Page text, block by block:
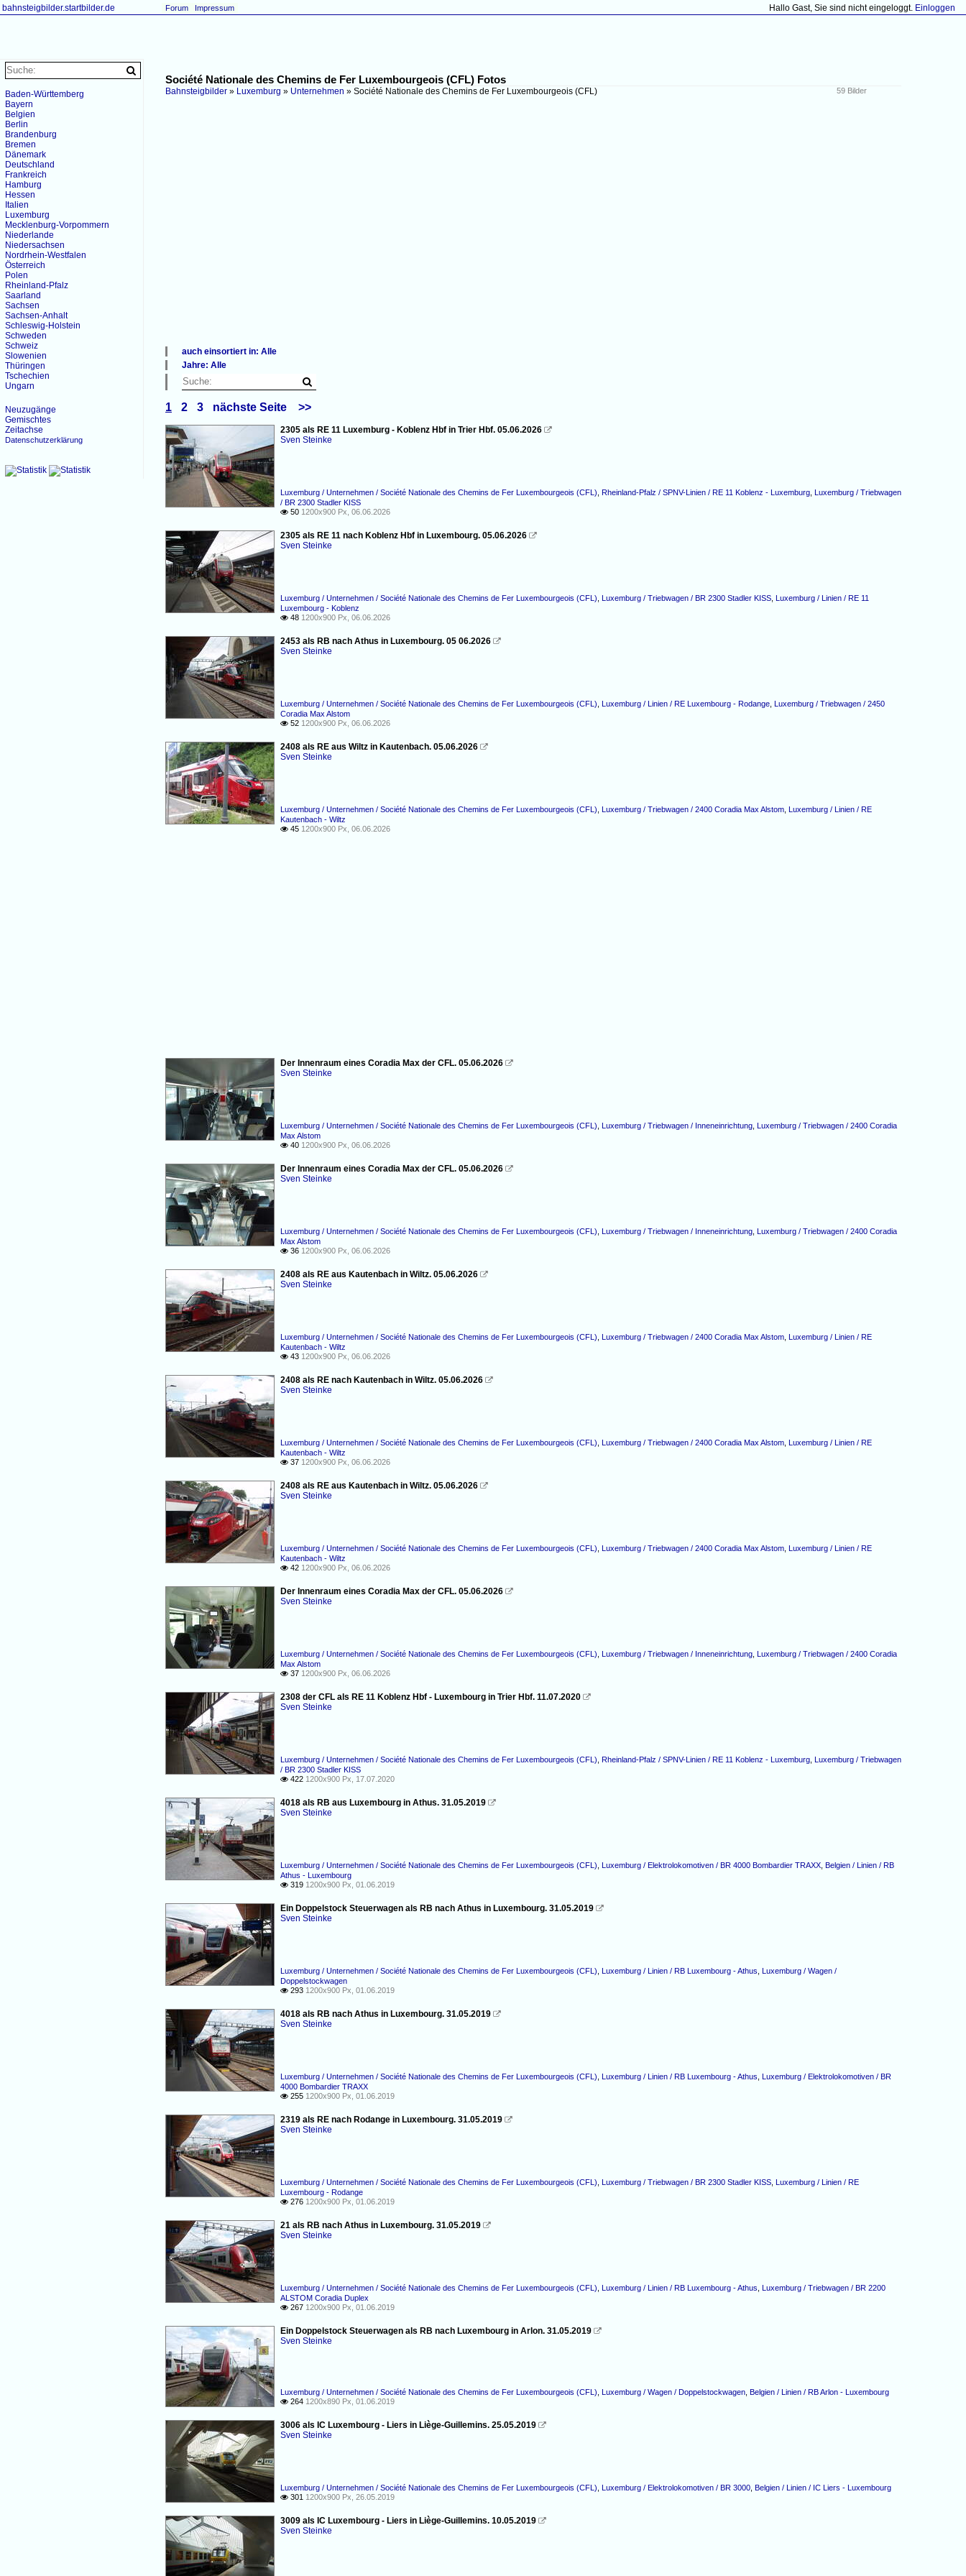
bahnsteigbilder.startbilder.de Hallo Gast, Sie sind nicht eingeloggt. Einloggen
Forum Impressum
Société Nationale des Chemins de Fer Luxembourgeois (CFL) Fotos
59 Bilder
Bahnsteigbilder » Luxemburg » Unternehmen » Société Nationale des Chemins de Fer Luxembourgeois (CFL)
auch einsortiert in: Alle
Belgien
Rheinland-Pfalz
Jahre: Alle
Alle Jahre
2020
1 2 3 nächste Seite >>
2305 als RE 11 Luxemburg - Koblenz Hbf in Trier Hbf. 05.06.2026 
Sven Steinke
Luxemburg / Unternehmen / Société Nationale des Chemins de Fer Luxembourgeois (CFL) Rheinland-Pfalz / SPNV-Linien / RE 11 Koblenz - Luxemburg Luxemburg / Triebwagen
/ BR 2300 Stadler KISS
 50 1200x900 Px, 06.06.2026
2305 als RE 11 nach Koblenz Hbf in Luxembourg. 05.06.2026 
Sven Steinke
Luxemburg / Unternehmen / Société Nationale des Chemins de Fer Luxembourgeois (CFL) Luxemburg / Triebwagen / BR 2300 Stadler KISS Luxemburg / Linien / RE 11
Luxembourg - Koblenz
 48 1200x900 Px, 06.06.2026
2453 als RB nach Athus in Luxembourg. 05 06.2026 
Sven Steinke
Luxemburg / Unternehmen / Société Nationale des Chemins de Fer Luxembourgeois (CFL) Luxemburg / Linien / RE Luxembourg - Rodange Luxemburg / Triebwagen / 2450
Coradia Max Alstom
 52 1200x900 Px, 06.06.2026
2408 als RE aus Wiltz in Kautenbach. 05.06.2026 
Sven Steinke
Luxemburg / Unternehmen / Société Nationale des Chemins de Fer Luxembourgeois (CFL) Luxemburg / Triebwagen / 2400 Coradia Max Alstom Luxemburg / Linien / RE
Kautenbach - Wiltz
 45 1200x900 Px, 06.06.2026
Der Innenraum eines Coradia Max der CFL. 05.06.2026 
Sven Steinke
Luxemburg / Unternehmen / Société Nationale des Chemins de Fer Luxembourgeois (CFL) Luxemburg / Triebwagen / Inneneinrichtung Luxemburg / Triebwagen / 2400 Coradia
Max Alstom
 40 1200x900 Px, 06.06.2026
Der Innenraum eines Coradia Max der CFL. 05.06.2026 
Sven Steinke
Luxemburg / Unternehmen / Société Nationale des Chemins de Fer Luxembourgeois (CFL) Luxemburg / Triebwagen / Inneneinrichtung Luxemburg / Triebwagen / 2400 Coradia
Max Alstom
 36 1200x900 Px, 06.06.2026
2408 als RE aus Kautenbach in Wiltz. 05.06.2026 
Sven Steinke
Luxemburg / Unternehmen / Société Nationale des Chemins de Fer Luxembourgeois (CFL) Luxemburg / Triebwagen / 2400 Coradia Max Alstom Luxemburg / Linien / RE
Kautenbach - Wiltz
 43 1200x900 Px, 06.06.2026
2408 als RE nach Kautenbach in Wiltz. 05.06.2026 
Sven Steinke
Luxemburg / Unternehmen / Société Nationale des Chemins de Fer Luxembourgeois (CFL) Luxemburg / Triebwagen / 2400 Coradia Max Alstom Luxemburg / Linien / RE
Kautenbach - Wiltz
 37 1200x900 Px, 06.06.2026
2408 als RE aus Kautenbach in Wiltz. 05.06.2026 
Sven Steinke
Luxemburg / Unternehmen / Société Nationale des Chemins de Fer Luxembourgeois (CFL) Luxemburg / Triebwagen / 2400 Coradia Max Alstom Luxemburg / Linien / RE
Kautenbach - Wiltz
 42 1200x900 Px, 06.06.2026
Der Innenraum eines Coradia Max der CFL. 05.06.2026 
Sven Steinke
Luxemburg / Unternehmen / Société Nationale des Chemins de Fer Luxembourgeois (CFL) Luxemburg / Triebwagen / Inneneinrichtung Luxemburg / Triebwagen / 2400 Coradia
Max Alstom
 37 1200x900 Px, 06.06.2026
2308 der CFL als RE 11 Koblenz Hbf - Luxembourg in Trier Hbf. 11.07.2020 
Sven Steinke
Luxemburg / Unternehmen / Société Nationale des Chemins de Fer Luxembourgeois (CFL) Rheinland-Pfalz / SPNV-Linien / RE 11 Koblenz - Luxemburg Luxemburg / Triebwagen
/ BR 2300 Stadler KISS
 422 1200x900 Px, 17.07.2020
4018 als RB aus Luxembourg in Athus. 31.05.2019 
Sven Steinke
Luxemburg / Unternehmen / Société Nationale des Chemins de Fer Luxembourgeois (CFL) Luxemburg / Elektrolokomotiven / BR 4000 Bombardier TRAXX Belgien / Linien / RB
Athus - Luxembourg
 319 1200x900 Px, 01.06.2019
Ein Doppelstock Steuerwagen als RB nach Athus in Luxembourg. 31.05.2019 
Sven Steinke
Luxemburg / Unternehmen / Société Nationale des Chemins de Fer Luxembourgeois (CFL) Luxemburg / Linien / RB Luxembourg - Athus Luxemburg / Wagen /
Doppelstockwagen
 293 1200x900 Px, 01.06.2019
4018 als RB nach Athus in Luxembourg. 31.05.2019 
Sven Steinke
Luxemburg / Unternehmen / Société Nationale des Chemins de Fer Luxembourgeois (CFL) Luxemburg / Linien / RB Luxembourg - Athus Luxemburg / Elektrolokomotiven / BR
4000 Bombardier TRAXX
 255 1200x900 Px, 01.06.2019
2319 als RE nach Rodange in Luxembourg. 31.05.2019 
Sven Steinke
Luxemburg / Unternehmen / Société Nationale des Chemins de Fer Luxembourgeois (CFL) Luxemburg / Triebwagen / BR 2300 Stadler KISS Luxemburg / Linien / RE
Luxembourg - Rodange
 276 1200x900 Px, 01.06.2019
21 als RB nach Athus in Luxembourg. 31.05.2019 
Sven Steinke
Luxemburg / Unternehmen / Société Nationale des Chemins de Fer Luxembourgeois (CFL) Luxemburg / Linien / RB Luxembourg - Athus Luxemburg / Triebwagen / BR 2200
ALSTOM Coradia Duplex
 267 1200x900 Px, 01.06.2019
Ein Doppelstock Steuerwagen als RB nach Luxembourg in Arlon. 31.05.2019 
Sven Steinke
Luxemburg / Unternehmen / Société Nationale des Chemins de Fer Luxembourgeois (CFL) Luxemburg / Wagen / Doppelstockwagen Belgien / Linien / RB Arlon - Luxembourg
 264 1200x890 Px, 01.06.2019
3006 als IC Luxembourg - Liers in Liège-Guillemins. 25.05.2019 
Sven Steinke
Luxemburg / Unternehmen / Société Nationale des Chemins de Fer Luxembourgeois (CFL) Luxemburg / Elektrolokomotiven / BR 3000 Belgien / Linien / IC Liers - Luxembourg
 301 1200x900 Px, 26.05.2019
3009 als IC Luxembourg - Liers in Liège-Guillemins. 10.05.2019 
Sven Steinke
Baden-Württemberg
Bayern
Belgien
Berlin
Brandenburg
Bremen
Dänemark
Deutschland
Frankreich
Hamburg
Hessen
Italien
Luxemburg
Mecklenburg-Vorpommern
Niederlande
Niedersachsen
Nordrhein-Westfalen
Österreich
Polen
Rheinland-Pfalz
Saarland
Sachsen
Sachsen-Anhalt
Schleswig-Holstein
Schweden
Schweiz
Slowenien
Thüringen
Tschechien
Ungarn
Neuzugänge
Gemischtes
Zeitachse
Datenschutzerklärung